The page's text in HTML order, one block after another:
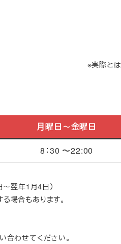
※実際と
月曜日～金曜日
8：30 〜22:00
～翌年1月4日）
場合もあります。
合わせてください。